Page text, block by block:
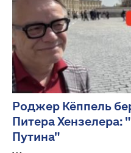
Роджер Кёппель
Питера Хензелера:
Путина"